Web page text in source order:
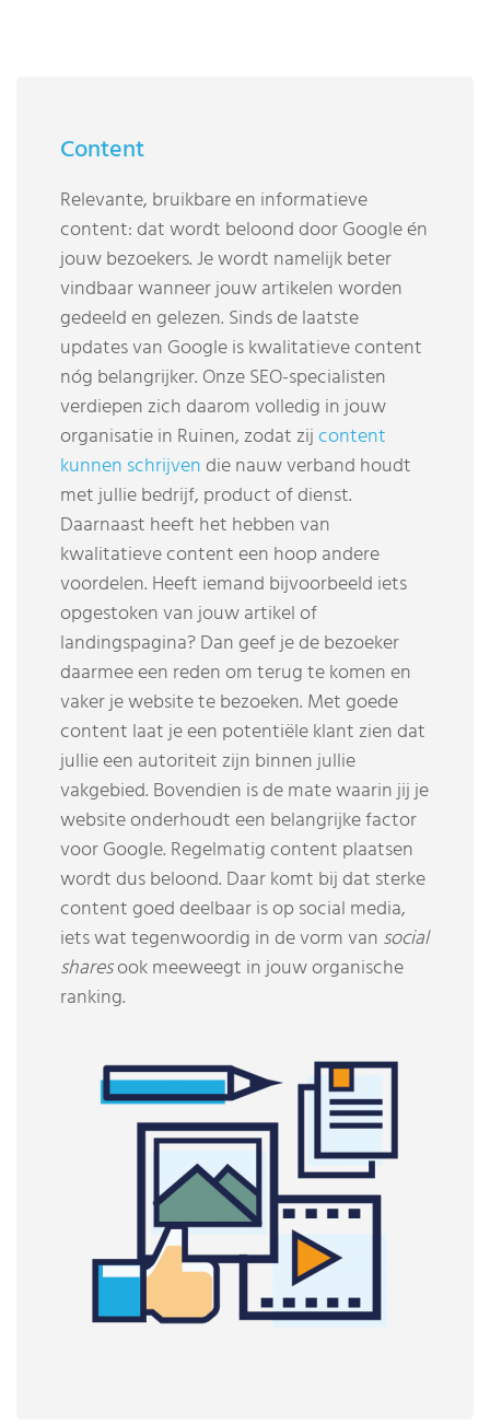
Content
Relevante, bruikbare en informatieve
content: dat wordt beloond door Google én
jouw bezoekers. Je wordt namelijk beter
vindbaar wanneer jouw artikelen worden
gedeeld en gelezen. Sinds de laatste
updates van Google is kwalitatieve content
nóg belangrijker. Onze SEO-specialisten
verdiepen zich daarom volledig in jouw
organisatie in Ruinen, zodat zijcontent
kunnen schrijvendie nauw verband houdt
met jullie bedrijf, product of dienst.
Daarnaast heeft het hebben van
kwalitatieve content een hoop andere
voordelen. Heeft iemand bijvoorbeeld iets
opgestoken van jouw artikel of
landingspagina? Dan geef je de bezoeker
daarmee een reden om terug te komen en
vaker je website te bezoeken. Met goede
content laat je een potentiële klant zien dat
jullie een autoriteit zijn binnen jullie
vakgebied. Bovendien is de mate waarin jij je
website onderhoudt een belangrijke factor
voor Google. Regelmatig content plaatsen
wordt dus beloond. Daar komt bij dat sterke
content goed deelbaar is op social media,
iets wat tegenwoordig in de vorm van social
sharesook meeweegt in jouw organische
ranking.